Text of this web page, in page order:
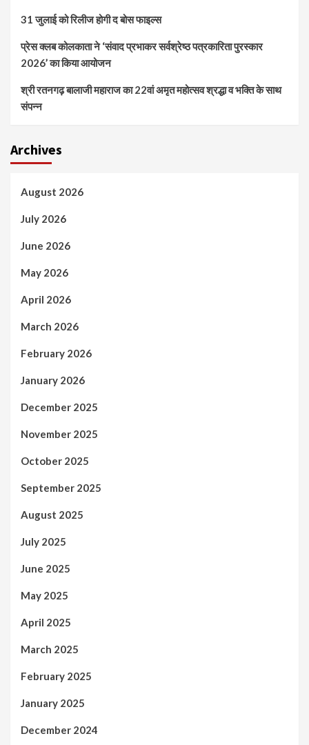
31 जुलाई को रिलीज होगी द बोस फाइल्स
प्रेस क्लब कोलकाता ने ‘संवाद प्रभाकर सर्वश्रेष्ठ पत्रकारिता पुरस्कार
2026’ का किया आयोजन
श्री रतनगढ़ बालाजी महाराज का 22वां अमृत महोत्सव श्रद्धा व भक्ति के साथ
संपन्न
Archives
August 2026
July 2026
June 2026
May 2026
April 2026
March 2026
February 2026
January 2026
December 2025
November 2025
October 2025
September 2025
August 2025
July 2025
June 2025
May 2025
April 2025
March 2025
February 2025
January 2025
December 2024